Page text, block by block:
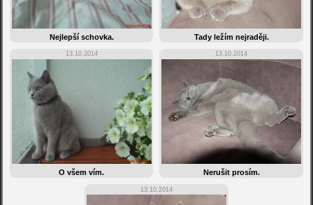
Nejlepší schovka. Tady ležím nejraději.
13.10.2014
O všem vím.
13.10.2014
Nerušit prosím.
13.10.2014